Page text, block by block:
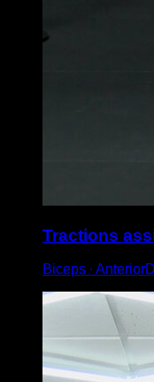
Tractions
Biceps ∙